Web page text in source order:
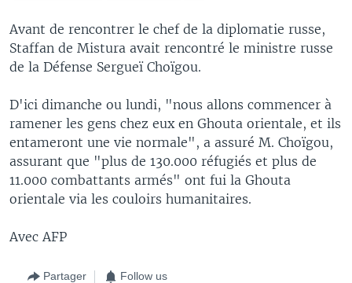
Avant de rencontrer le chef de la diplomatie russe,
Staffan de Mistura avait rencontré le ministre russe
de la Défense Sergueï Choïgou.
D'ici dimanche ou lundi, "nous allons commencer à
ramener les gens chez eux en Ghouta orientale, et ils
entameront une vie normale", a assuré M. Choïgou,
assurant que "plus de 130.000 réfugiés et plus de
11.000 combattants armés" ont fui la Ghouta
orientale via les couloirs humanitaires.
Avec AFP
Partager Follow us